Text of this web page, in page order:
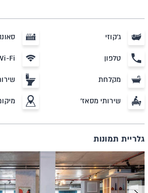
ג'קוזי
טלפון Fi
מקלחת
שירותי מסאז'
גלריית תמונות